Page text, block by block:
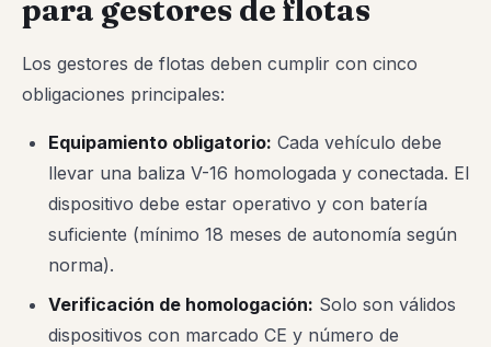
para gestores de flotas
Los gestores de flotas deben cumplir con cinco
obligaciones principales:
Equipamiento obligatorio: Cada vehículo debe
llevar una baliza V-16 homologada y conectada. El
dispositivo debe estar operativo y con batería
suficiente (mínimo 18 meses de autonomía según
norma).
Verificación de homologación: Solo son válidos
dispositivos con marcado CE y número de